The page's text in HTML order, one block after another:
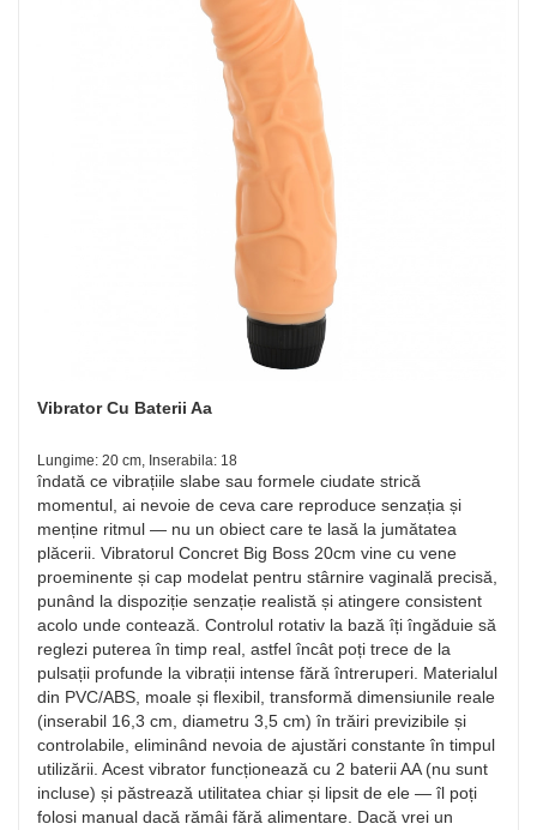
Vibrator Cu Baterii Aa
Lungime: 20 cm, Inserabila: 18
îndată ce vibrațiile slabe sau formele ciudate strică
momentul, ai nevoie de ceva care reproduce senzația și
menține ritmul — nu un obiect care te lasă la jumătatea
plăcerii. Vibratorul Concret Big Boss 20cm vine cu vene
proeminente și cap modelat pentru stârnire vaginală precisă,
punând la dispoziție senzație realistă și atingere consistent
acolo unde contează. Controlul rotativ la bază îți îngăduie să
reglezi puterea în timp real, astfel încât poți trece de la
pulsații profunde la vibrații intense fără întreruperi. Materialul
din PVC/ABS, moale și flexibil, transformă dimensiunile reale
(inserabil 16,3 cm, diametru 3,5 cm) în trăiri previzibile și
controlabile, eliminând nevoia de ajustări constante în timpul
utilizării. Acest vibrator funcționează cu 2 baterii AA (nu sunt
incluse) și păstrează utilitatea chiar și lipsit de ele — îl poți
folosi manual dacă rămâi fără alimentare. Dacă vrei un